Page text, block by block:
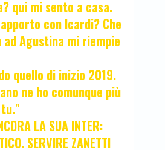
qui mi sento a casa.
con Icardi? Che
Agustina mi riempie
quello di inizio 2019.
ne ho comunque più
tu."
LA SUA INTER:
SERVIRE ZANETTI